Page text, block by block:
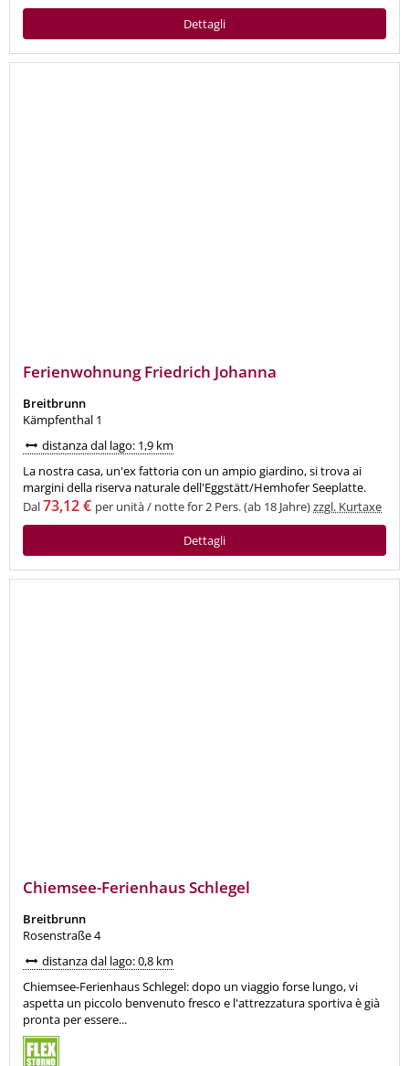
Dettagli
Ferienwohnung Friedrich Johanna
Breitbrunn
Kämpfenthal 1
distanza dal lago: 1,9 km
La nostra casa, un'ex fattoria con un ampio giardino, si trova ai
margini della riserva naturale dell'Eggstätt/Hemhofer Seeplatte.
Dal73,12 € per unità / notte for 2 Pers. (ab 18 Jahre)zzgl. Kurtaxe
Dettagli
Chiemsee-Ferienhaus Schlegel
Breitbrunn
Rosenstraße 4
distanza dal lago: 0,8 km
Chiemsee-Ferienhaus Schlegel: dopo un viaggio forse lungo, vi
aspetta un piccolo benvenuto fresco e l'attrezzatura sportiva è già
pronta per essere...